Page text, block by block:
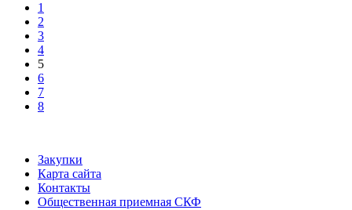
1
2
3
4
5
6
7
8
Закупки
Карта сайта
Контакты
Общественная приемная СКФ